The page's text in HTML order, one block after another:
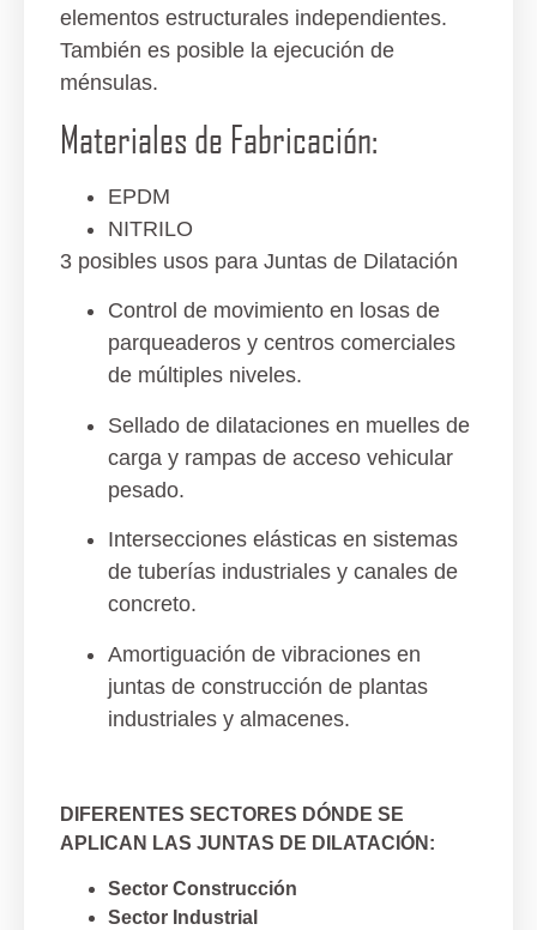
elementos estructurales independientes.
También es posible la ejecución de
ménsulas.
Materiales de Fabricación:
EPDM
NITRILO
3 posibles usos para Juntas de Dilatación
Control de movimiento en losas de
parqueaderos y centros comerciales
de múltiples niveles.
Sellado de dilataciones en muelles de
carga y rampas de acceso vehicular
pesado.
Intersecciones elásticas en sistemas
de tuberías industriales y canales de
concreto.
Amortiguación de vibraciones en
juntas de construcción de plantas
industriales y almacenes.
DIFERENTES SECTORES DÓNDE SE
APLICAN LAS JUNTAS DE DILATACIÓN:
Sector Construcción
Sector Industrial